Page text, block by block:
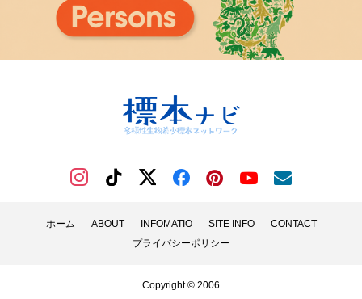
ホーム ABOUT INFOMATIO SITE INFO
CONTACT
プライバシーポリシー
Copyright © 2006